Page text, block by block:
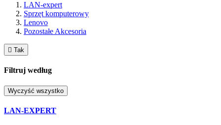
LAN-expert
Sprzęt komputerowy
Lenovo
Pozostałe Akcesoria
 Tak
Filtruj według
Wyczyść wszystko
LAN-EXPERT